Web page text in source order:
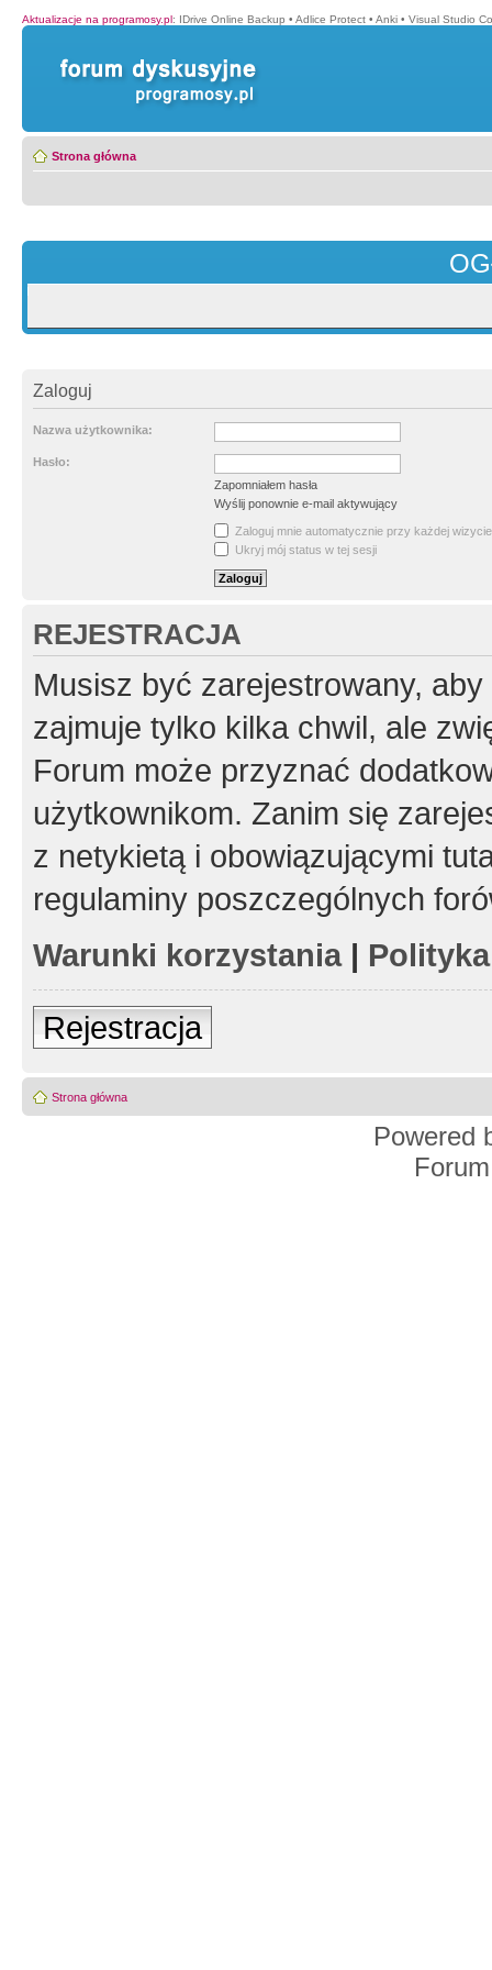
Aktualizacje na programosy.pl: IDrive Online Backup • Adlice Protect • Anki • Visual Studio
Strona główna
Zaloguj
Nazwa użytkownika:
Hasło:
Zapomniałem hasła
Wyślij ponownie e-mail aktywujący
Zaloguj mnie automatycznie przy każdej wizycie
Ukryj mój status w tej sesji
REJESTRACJA
Musisz być zarejestrowany,
zajmuje tylko kilka chwil, ale
Forum może przyznać
użytkownikom. Zanim się
z netykietą i obowiązującymi
regulaminy poszczególnych
Warunki korzystania|
Rejestracja
Strona główna
Powered